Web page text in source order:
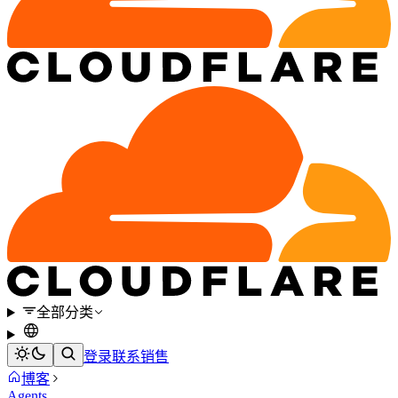
全部分类
登录联系销售
博客